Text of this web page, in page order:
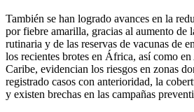
También se han logrado avances en la
por fiebre amarilla, gracias al aumento de
rutinaria y de las reservas de vacunas de
los recientes brotes en África, así como
Caribe, evidencian los riesgos en zonas
registrado casos con anterioridad, la
y existen brechas en las campañas